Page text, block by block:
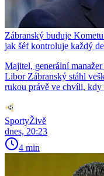
Zábranský buduje
jak šéf kontroluje každý
Majitel, generální
Libor Zábranský stáhl
rukou právě ve chvíli,
SportyŽivě
dnes, 20:23
4 min